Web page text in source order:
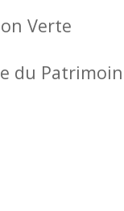
Verte
du